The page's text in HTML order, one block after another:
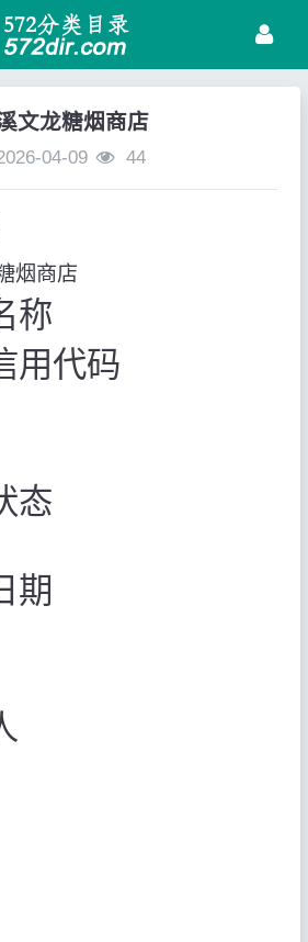
文龙糖烟商店
04-09 44
烟商店
称
用代码
态
期